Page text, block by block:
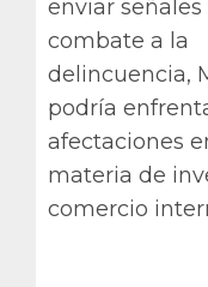
enviar señales
combate a la
delincuencia,
podría
afectaciones
materia de
comercio